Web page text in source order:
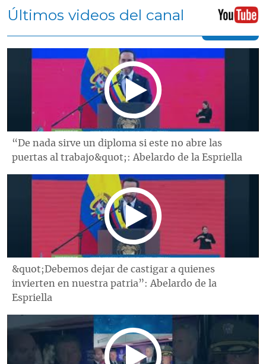
Últimos videos del canal
“De nada sirve un diploma si este no abre las
puertas al trabajo&quot;: Abelardo de la Espriella
&quot;Debemos dejar de castigar a quienes
invierten en nuestra patria”: Abelardo de la
Espriella